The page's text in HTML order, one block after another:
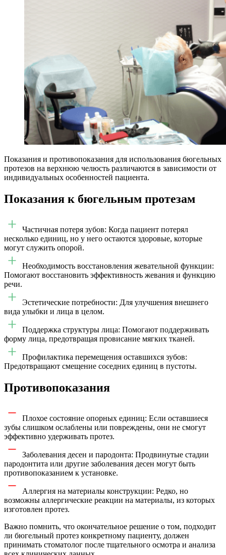
Показания и противопоказания для использования бюгельных
протезов на верхнюю челюсть различаются в зависимости от
индивидуальных особенностей пациента.
Показания к бюгельным протезам
Частичная потеря зубов: Когда пациент потерял
несколько единиц, но у него остаются здоровые, которые
могут служить опорой.
Необходимость восстановления жевательной функции:
Помогают восстановить эффективность жевания и функцию
речи.
Эстетические потребности: Для улучшения внешнего
вида улыбки и лица в целом.
Поддержка структуры лица: Помогают поддерживать
форму лица, предотвращая провисание мягких тканей.
Профилактика перемещения оставшихся зубов:
Предотвращают смещение соседних единиц в пустоты.
Противопоказания
Плохое состояние опорных единиц: Если оставшиеся
зубы слишком ослаблены или повреждены, они не смогут
эффективно удерживать протез.
Заболевания десен и пародонта: Продвинутые стадии
пародонтита или другие заболевания десен могут быть
противопоказанием к установке.
Аллергия на материалы конструкции: Редко, но
возможны аллергические реакции на материалы, из которых
изготовлен протез.
Важно помнить, что окончательное решение о том, подходит
ли бюгельный протез конкретному пациенту, должен
принимать стоматолог после тщательного осмотра и анализа